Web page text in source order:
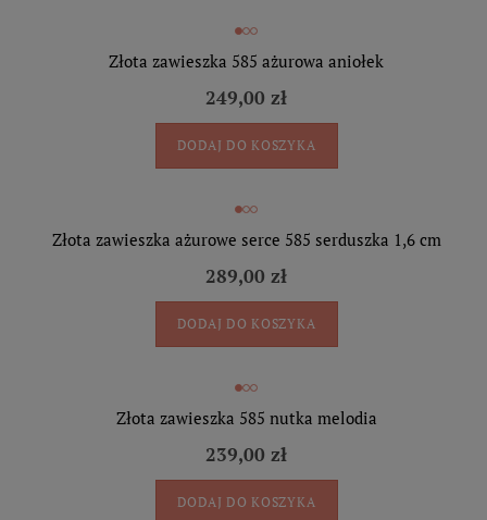
Złota zawieszka 585 ażurowa aniołek
249,00 zł
DODAJ DO KOSZYKA
Złota zawieszka ażurowe serce 585 serduszka 1,6 cm
289,00 zł
DODAJ DO KOSZYKA
Złota zawieszka 585 nutka melodia
239,00 zł
DODAJ DO KOSZYKA